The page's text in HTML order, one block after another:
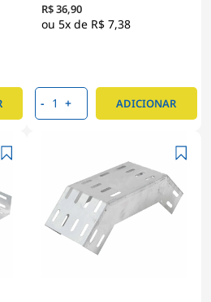
Zincado
R$ 36,90
5x de R$ 7,38
- + ADICIONAR